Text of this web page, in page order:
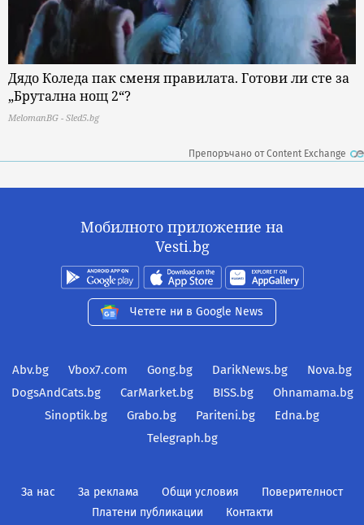
Дядо Коледа пак сменя правилата. Готови ли сте за
„Брутална нощ 2“?
MelomanBG - Sled5.bg
Препоръчано от Content Exchange
Мобилното приложение на
Vesti.bg
Четете ни в Google News
Abv.bg Vbox7.com Gong.bg DarikNews.bg
Nova.bg
DogsAndCats.bg
CarMarket.bg BISS.bg
Ohnamama.bg
Sinoptik.bg
Grabo.bg Pariteni.bg
Edna.bg
Telegraph.bg
За нас За реклама Общи условия
Поверителност
Платени публикации
Контакти